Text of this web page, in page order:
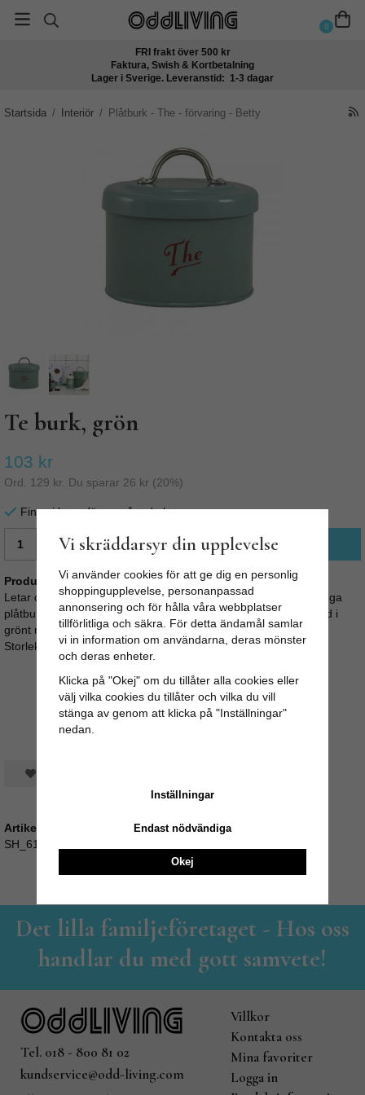
0
FRI frakt över 500 kr
Faktura, Swish & Kortbetalning
Lager i Sverige. Leveranstid: 1-3 dagar
Startsida / Interiör / Plåtburk - The - förvaring - Betty
Te burk, grön
103 kr
Ord. 129 kr . Du sparar 26 kr (20%)
Finns i lager för omgående leverans
LÄGG I VARUKORG
Produktbeskrivning:
Letar du snygg förvaring för ditt te, då har du kommit rätt! Snygga
plåtburk "Betty" i retrostil från Strömshaga. Plåtburken är lackad i
grönt med handtag på locket.
Storlek(cm) H:12 B:15 D:10
Spara som favorit
Artikelnummer:
SH_618035
Det lilla familjeföretaget - Hos oss
handlar du med gott samvete!
Tel. 018 - 800 81 02
kundservice@odd-living.com
Villkor
Kontakta oss
Mina favoriter
Logga in
Vi skräddarsyr din upplevelse
Vi använder cookies för att ge dig en personlig
shoppingupplevelse, personanpassad
annonsering och för hålla våra webbplatser
tillförlitliga och säkra. För detta ändamål samlar
vi in information om användarna, deras mönster
och deras enheter.
Klicka på "Okej" om du tillåter alla cookies eller
välj vilka cookies du tillåter och vilka du vill
stänga av genom att klicka på "Inställningar"
nedan.
Inställningar
Endast nödvändiga
Okej